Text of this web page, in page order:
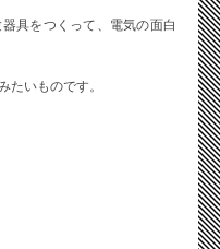
具をつくって、電気の面白
たいものです。